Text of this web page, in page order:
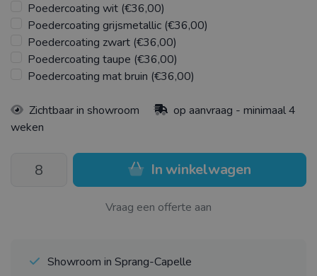
Poedercoating wit (€36,00)
Poedercoating grijsmetallic (€36,00)
Poedercoating zwart (€36,00)
Poedercoating taupe (€36,00)
Poedercoating mat bruin (€36,00)
Zichtbaar in showroom
op aanvraag - minimaal 4
weken
In winkelwagen
Vraag een offerte aan
Showroom in Sprang-Capelle